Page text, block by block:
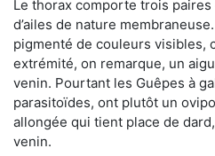
Le thorax comporte trois
d’ailes de nature
pigmenté de couleurs visibles,
extrémité, on remarque, un
venin. Pourtant les Guêpes à
parasitoïdes, ont plutôt un
allongée qui tient place de
venin.